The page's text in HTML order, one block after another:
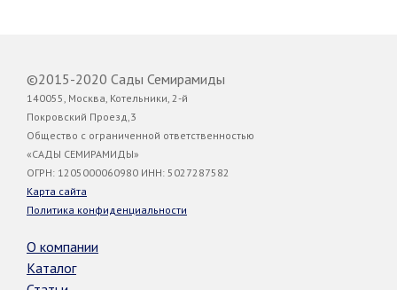
©2015-2020 Сады Семирамиды
140055, Москва, Котельники, 2-й
Покровский Проезд,3
Общество с ограниченной ответственностью
«САДЫ СЕМИРАМИДЫ»
ОГРН: 1205000060980 ИНН: 5027287582
Карта сайта
Политика конфиденциальности
О компании
Каталог